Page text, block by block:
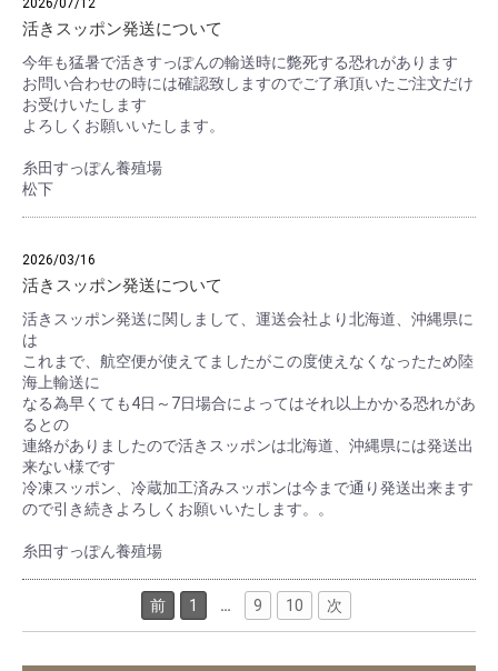
2026/07/12
活きスッポン発送について
今年も猛暑で活きすっぽんの輸送時に斃死する恐れがあります
お問い合わせの時には確認致しますのでご了承頂いたご注文だけ
お受けいたします
よろしくお願いいたします。
糸田すっぽん養殖場
松下
2026/03/16
活きスッポン発送について
活きスッポン発送に関しまして、運送会社より北海道、沖縄県に
は
これまで、航空便が使えてましたがこの度使えなくなったため陸
海上輸送に
なる為早くても4日～7日場合によってはそれ以上かかる恐れがあ
るとの
連絡がありましたので活きスッポンは北海道、沖縄県には発送出
来ない様です
冷凍スッポン、冷蔵加工済みスッポンは今まで通り発送出来ます
ので引き続きよろしくお願いいたします。。
糸田すっぽん養殖場
前 1 … 9 10 次